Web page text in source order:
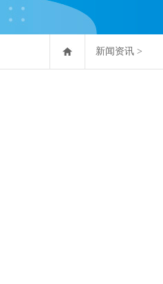
新闻资讯 >